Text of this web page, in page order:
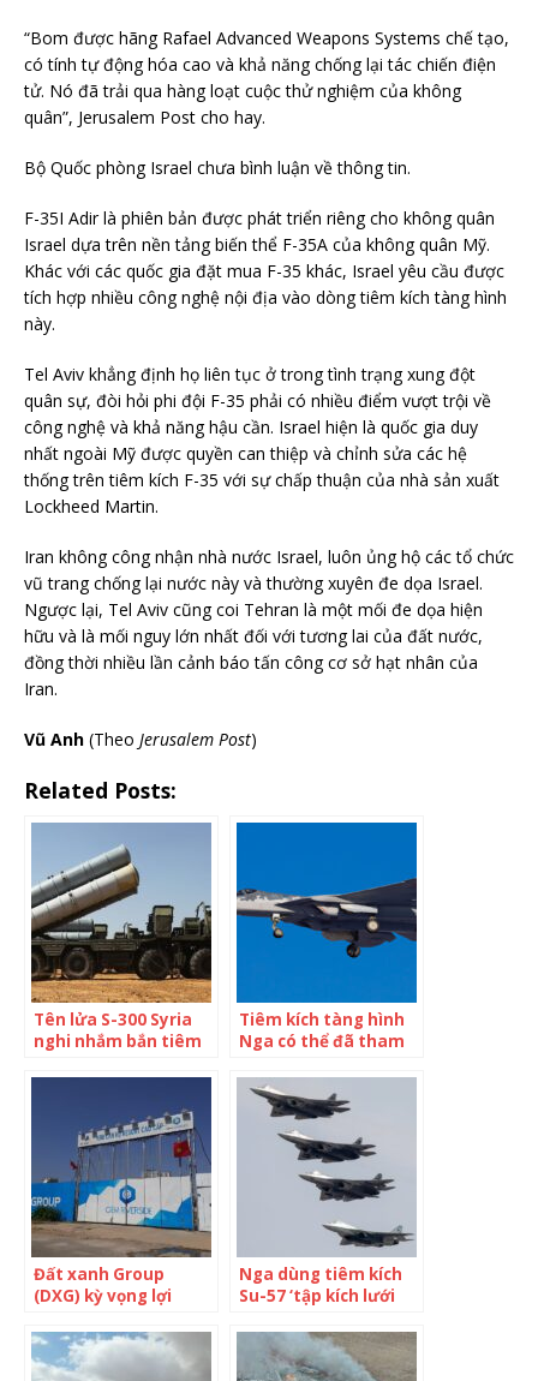
“Bom được hãng Rafael Advanced Weapons Systems chế tạo,
có tính tự động hóa cao và khả năng chống lại tác chiến điện
tử. Nó đã trải qua hàng loạt cuộc thử nghiệm của không
quân”, Jerusalem Post cho hay.
Bộ Quốc phòng Israel chưa bình luận về thông tin.
F-35I Adir là phiên bản được phát triển riêng cho không quân
Israel dựa trên nền tảng biến thể F-35A của không quân Mỹ.
Khác với các quốc gia đặt mua F-35 khác, Israel yêu cầu được
tích hợp nhiều công nghệ nội địa vào dòng tiêm kích tàng hình
này.
Tel Aviv khẳng định họ liên tục ở trong tình trạng xung đột
quân sự, đòi hỏi phi đội F-35 phải có nhiều điểm vượt trội về
công nghệ và khả năng hậu cần. Israel hiện là quốc gia duy
nhất ngoài Mỹ được quyền can thiệp và chỉnh sửa các hệ
thống trên tiêm kích F-35 với sự chấp thuận của nhà sản xuất
Lockheed Martin.
Iran không công nhận nhà nước Israel, luôn ủng hộ các tổ chức
vũ trang chống lại nước này và thường xuyên đe dọa Israel.
Ngược lại, Tel Aviv cũng coi Tehran là một mối đe dọa hiện
hữu và là mối nguy lớn nhất đối với tương lai của đất nước,
đồng thời nhiều lần cảnh báo tấn công cơ sở hạt nhân của
Iran.
Vũ Anh (Theo Jerusalem Post)
Related Posts:
Tên lửa S-300 Syria
nghi nhắm bắn tiêm
Tiêm kích tàng hình
Nga có thể đã tham
Đất xanh Group
(DXG) kỳ vọng lợi
tỷ đồng, không chia
cổ tức 2021
Nga dùng tiêm kích
Su-57 ‘tập kích lưới
Ukraine’